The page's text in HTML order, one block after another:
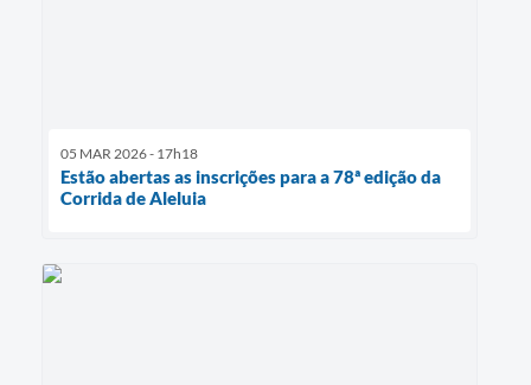
05 MAR 2026 - 17h18
Estão abertas as inscrições para a 78ª edição da
Corrida de Aleluia